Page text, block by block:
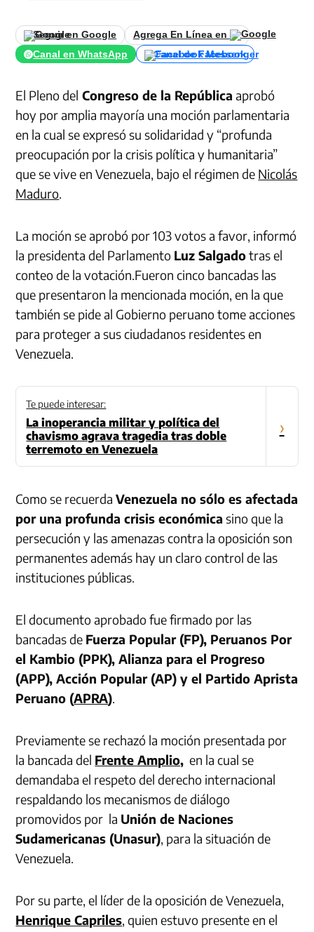
Seguir en Google
Agrega En Línea en
Canal en WhatsApp
Canal de Facebook
El Pleno del Congreso de la República aprobó
hoy por amplia mayoría una moción parlamentaria
en la cual se expresó su solidaridad y “profunda
preocupación por la crisis política y humanitaria”
que se vive en Venezuela, bajo el régimen de Nicolás
Maduro.
La moción se aprobó por 103 votos a favor, informó
la presidenta del Parlamento Luz Salgadotras el
conteo de la votación.Fueron cinco bancadas las
que presentaron la mencionada moción, en la que
también se pide al Gobierno peruano tome acciones
para proteger a sus ciudadanos residentes en
Venezuela.
Te puede interesar:
La inoperancia militar y política del
chavismo agrava tragedia tras doble
terremoto en Venezuela
›
Como se recuerdaVenezuela no sólo es afectada
por una profunda crisis económica sino que la
persecución y las amenazas contra la oposición son
permanentes además hay un claro control de las
instituciones públicas.
El documento aprobado fue firmado por las
bancadas de Fuerza Popular (FP), Peruanos Por
el Kambio (PPK), Alianza para el Progreso
(APP), Acción Popular (AP) y el Partido Aprista
Peruano (APRA).
Previamente se rechazó la moción presentada por
la bancada del Frente Amplio, en la cual se
demandaba el respeto del derecho internacional
respaldando los mecanismos de diálogo
promovidos por la Unión de Naciones
Sudamericanas (Unasur), para la situación de
Venezuela.
Por su parte, el líder de la oposición de Venezuela,
Henrique Capriles, quien estuvo presente en el